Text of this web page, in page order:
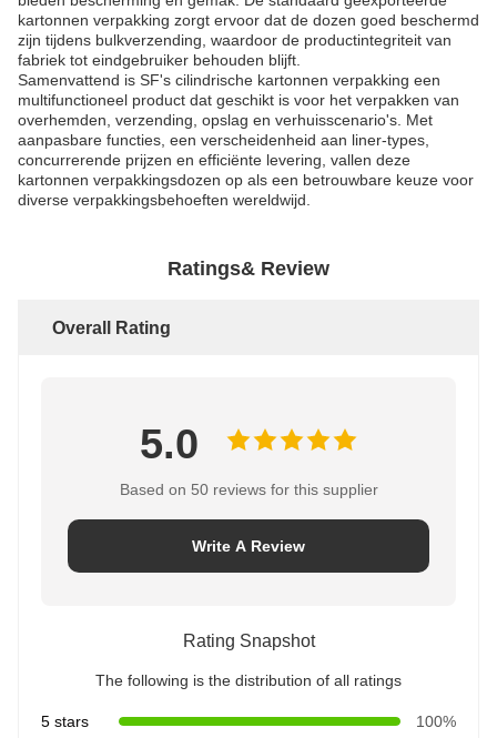
kartonnen verpakking zorgt ervoor dat de dozen goed beschermd
zijn tijdens bulkverzending, waardoor de productintegriteit van
fabriek tot eindgebruiker behouden blijft.
Samenvattend is SF's cilindrische kartonnen verpakking een
multifunctioneel product dat geschikt is voor het verpakken van
overhemden, verzending, opslag en verhuisscenario's. Met
aanpasbare functies, een verscheidenheid aan liner-types,
concurrerende prijzen en efficiënte levering, vallen deze
kartonnen verpakkingsdozen op als een betrouwbare keuze voor
diverse verpakkingsbehoeften wereldwijd.
Ratings& Review
Overall Rating
5.0
Based on 50 reviews for this supplier
Write A Review
Rating Snapshot
The following is the distribution of all ratings
5 stars
100%